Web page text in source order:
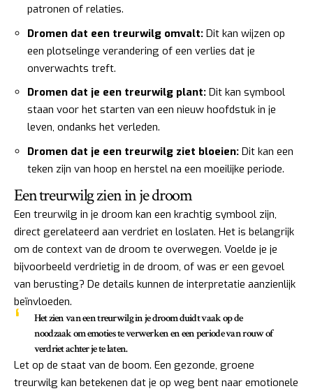
patronen of relaties.
Dromen dat een treurwilg omvalt: Dit kan wijzen op
een plotselinge verandering of een verlies dat je
onverwachts treft.
Dromen dat je een treurwilg plant: Dit kan symbool
staan voor het starten van een nieuw hoofdstuk in je
leven, ondanks het verleden.
Dromen dat je een treurwilg ziet bloeien: Dit kan een
teken zijn van hoop en herstel na een moeilijke periode.
Een treurwilg zien in je droom
Een treurwilg in je droom kan een krachtig symbool zijn,
direct gerelateerd aan verdriet en loslaten. Het is belangrijk
om de context van de droom te overwegen. Voelde je je
bijvoorbeeld verdrietig in de droom, of was er een gevoel
van berusting? De details kunnen de interpretatie aanzienlijk
beïnvloeden.
Het zien van een treurwilg in je droom duidt vaak op de
noodzaak om emoties te verwerken en een periode van rouw of
verdriet achter je te laten.
Let op de staat van de boom. Een gezonde, groene
treurwilg kan betekenen dat je op weg bent naar emotionele